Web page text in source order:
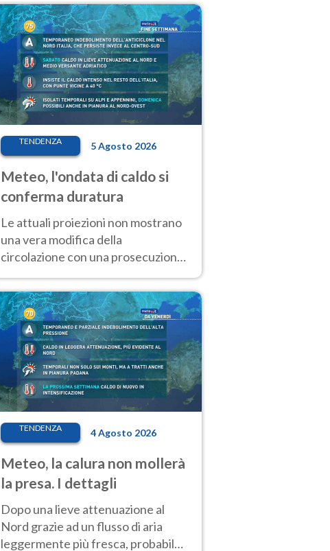
temperature molto elevate
TENDENZA 5 Agosto 2026
Meteo, l'ondata di caldo si
conferma duratura
Le attuali proiezioni non mostrano
una vera modifica della
circolazione con una prosecuzione
giorni, compresa la settimana di
Ferragosto
TENDENZA 4 Agosto 2026
Meteo, la calura non mollerà
la presa. I dettagli
Dopo una lieve attenuazione al
Nord grazie ad un flusso di aria
leggermente più fresca, probabile